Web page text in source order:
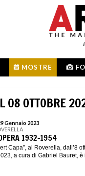
MOSTRE
08 OTTOBRE
Gennaio 2023
1932-1954
Capa”, al Roverella, dall’8
a cura di Gabriel Bauret, è